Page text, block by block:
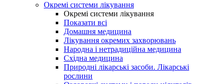
Окремі системи лікування
Окремі системи лікування
Показати всі
Домашня медицина
Лікування окремих захворювань
Народна і нетрадиційна медицина
Східна медицина
Природні лікарські засоби. Лікарські
рослини